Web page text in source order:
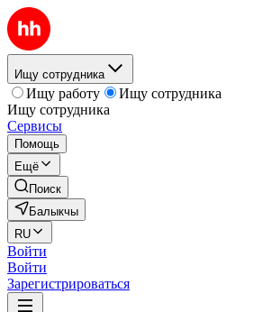
Ищу сотрудника
Ищу работу
Ищу сотрудника
Ищу сотрудника
Сервисы
Помощь
Ещё
Поиск
Балыкчы
RU
Войти
Войти
Зарегистрироваться